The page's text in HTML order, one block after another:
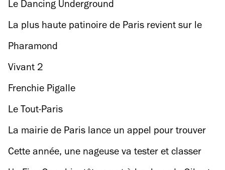
Le Dancing Underground
La plus haute patinoire de Paris revient sur le
toit de la tour Montparnasse
Pharamond
Vivant 2
Frenchie Pigalle
Le Tout-Paris
La mairie de Paris lance un appel pour trouver
de nouveaux bouquinistes
Cette année, une nageuse va tester et classer